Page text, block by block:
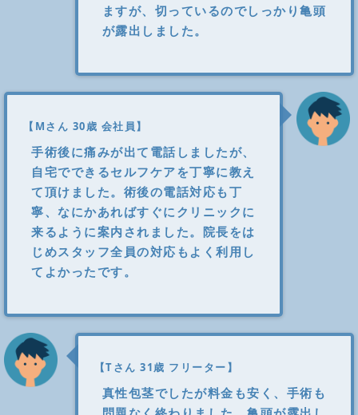
ますが、切っているのでしっかり亀頭
が露出しました。
【Mさん 30歳 会社員】
手術後に痛みが出て電話しましたが、
自宅でできるセルフケアを丁寧に教え
て頂けました。術後の電話対応も丁
寧、なにかあればすぐにクリニックに
来るように案内されました。院長をは
じめスタッフ全員の対応もよく利用し
てよかったです。
【Tさん 31歳 フリーター】
真性包茎でしたが料金も安く、手術も